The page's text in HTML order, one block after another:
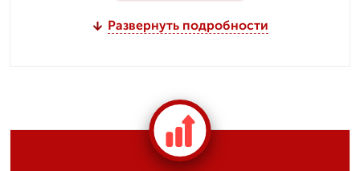
Развернуть подробности